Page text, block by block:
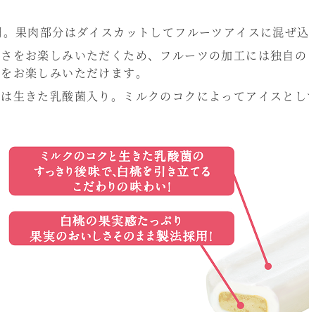
果肉部分はダイスカットしてフルーツアイスに混ぜ
をお楽しみいただくため、フルーツの加工には独自
お楽しみいただけます。
生きた乳酸菌入り。ミルクのコクによってアイスと